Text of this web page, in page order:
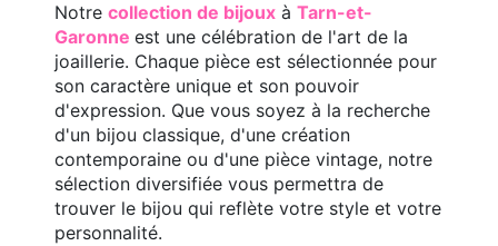
Notre collection de bijoux à Tarn-et-
Garonne est une célébration de l'art de la
joaillerie. Chaque pièce est sélectionnée pour
son caractère unique et son pouvoir
d'expression. Que vous soyez à la recherche
d'un bijou classique, d'une création
contemporaine ou d'une pièce vintage, notre
sélection diversifiée vous permettra de
trouver le bijou qui reflète votre style et votre
personnalité.